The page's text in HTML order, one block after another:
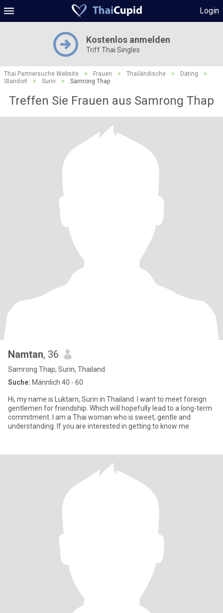
Login
Kostenlos anmelden
Triff Thai Singles
Thai Partnersuche Website > Frauen > Thailändische > Dating
>
Standort
> Surin > Samrong Thap
Treffen Sie Frauen aus Samrong Thap
Namtan, 36
Samrong Thap, Surin, Thailand
Suche: Männlich 40 - 60
Hi, my name is Luktarn, Surin in Thailand. I want to meet foreign
gentlemen for friendship. Which will hopefully lead to a long-term
commitment. I am a Thai woman who is sweet, gentle and
understanding. If you are interested in getting to know me